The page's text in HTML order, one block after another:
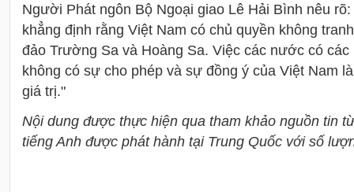
Người Phát ngôn Bộ Ngoại giao Lê Hải Bình nêu
khẳng định rằng Việt Nam có chủ quyền không
đảo Trường Sa và Hoàng Sa. Việc các nước có các
không có sự cho phép và sự đồng ý của Việt Nam
giá trị."
Nội dung được thực hiện qua tham khảo nguồn tin
tiếng Anh được phát hành tại Trung Quốc với số